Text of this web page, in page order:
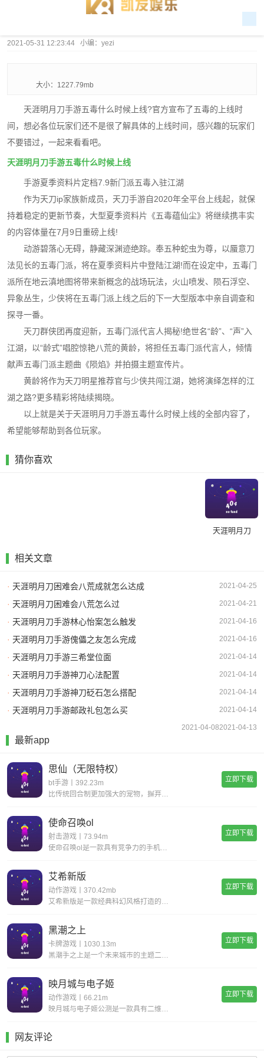
2021-05-31 12:23:44 小编：yezi
大小：1227.79mb
天涯明月刀手游五毒什么时候上线?官方宣布了五毒的上线时
间，想必各位玩家们还不是很了解具体的上线时间，感兴趣的玩家们
不要错过，一起来看看吧。
天涯明月刀手游五毒什么时候上线
手游夏季资料片定档7.9新门派五毒入驻江湖
作为天刀ip家族新成员，天刀手游自2020年全平台上线起，就保
持着稳定的更新节奏，大型夏季资料片《五毒蕴仙尘》将继续携丰实
的内容体量在7月9日重磅上线!
动游碧落心无碍，静藏深渊迹绝踪。奉五种蛇虫为尊，以蜃意刀
法见长的五毒门派，将在夏季资料片中登陆江湖!而在设定中，五毒门
派所在地云滇地图将带来新概念的战场玩法，火山喷发、陨石浮空、
异象丛生，少侠将在五毒门派上线之后的下一大型版本中亲自调查和
探寻一番。
天刀群侠团再度迎新，五毒门派代言人揭秘!绝世名“龄”、“声”入
江湖，以“龄式”唱腔惊艳八荒的黄龄，将担任五毒门派代言人，倾情
献声五毒门派主题曲《陨焰》并拍摄主题宣传片。
黄龄将作为天刀明星推荐官与少侠共闯江湖，她将演绎怎样的江
湖之路?更多精彩将陆续揭晓。
以上就是关于天涯明月刀手游五毒什么时候上线的全部内容了，
希望能够帮助到各位玩家。
猜你喜欢
天涯明月刀
相关文章
2021-04-25
· 天涯明月刀困难会八荒成就怎么达成
2021-04-21
· 天涯明月刀困难会八荒怎么过
2021-04-16
· 天涯明月刀手游林心怡案怎么触发
2021-04-16
· 天涯明月刀手游傀儡之友怎么完成
2021-04-14
· 天涯明月刀手游三希堂位面
2021-04-14
· 天涯明月刀手游神刀心法配置
2021-04-14
· 天涯明月刀手游神刀砭石怎么搭配
2021-04-14
· 天涯明月刀手游邮政礼包怎么买
2021-04-13
2021-04-08
最新app
思仙（无限特权）
bt手游丨392.23m
比传统回合制更加强大的宠物，摒弃复杂的宠物合成，普通宠物都可以拥有15技能，更有逆天宠物神技，带你体验不一样的宠物养成。一键挂机，解放双手不用肝;无限商城，一莲玉领全奖励;首充神技，助你成就大侠路;满vip，登录就送v15。
立即下载
使命召唤ol
射击游戏丨73.94m
使命召唤ol是一款具有竞争力的手机射击游戏。您一定会感到现实，丰富您的游戏体验并完成各种战斗任务以获得丰厚的回报。逼真的惊人武器带来了开创性的战斗，同时遵循经典的世界观并添加了全新的游戏玩法，玩家可以感受到射击的最大乐趣，并且玩家可以更好地
立即下载
艾希新版
动作游戏丨370.42mb
艾希新版是一款经典科幻风格打造的动作格斗类手游，超华丽炫酷的场景地图给你带来无与伦比的视觉享受，进入这个独特的世界当中展开精彩绝伦的战斗旅程，享受前所未有的爽快动作打击手感!艾希新版游戏亮点丰富的场景地图，超科幻的未来场景多样化的武器选择，
立即下载
黑潮之上
卡牌游戏丨1030.13m
黑潮手之上是一个未来城市的主题二次元题材游戏,游戏背景设置在穿过时间和空间的未来,多样的地图关卡,令人紧张兴奋的冒险随机事件,战斗丰富的回合制策略组合二次元玩法,让你感受不一样的高自由度卡牌游戏,快点来下载黑潮之上进行体验吧!《黑潮之上》游
立即下载
映月城与电子姬
动作游戏丨66.21m
映月城与电子姬公测是一款具有二维风格的漂亮动作射击游戏。玩家可以自由选择自己的角色去奋斗系统的声音和字幕是超级无意义的，为玩家提供了各种丰富的故事和故事。感兴趣的朋友很快下载体验映月城与电子姬公测特色不同的角色有自己的能力和属性，玩家需要灵
立即下载
网友评论